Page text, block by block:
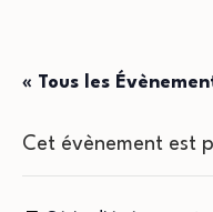
« Tous les
Cet évènement est